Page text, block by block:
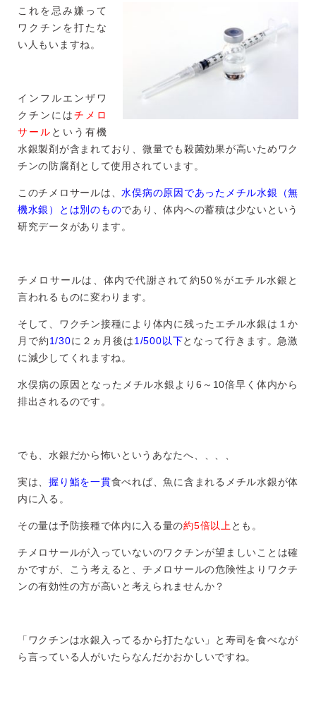
これを忌み嫌って
ワクチンを打たな
い人もいますね。
インフルエンザワ
クチンにはチメロ
サール という有機
水銀製剤が含まれており、微量でも殺菌効果が高いためワク
チンの防腐剤として使用されています。
このチメロサールは、水俣病の原因であったメチル水銀（無
機水銀）とは別のものであり、体内への蓄積は少ないという
研究データがあります。
チメロサールは、体内で代謝されて約50％がエチル水銀と
言われるものに変わります。
そして、ワクチン接種により体内に残ったエチル水銀は１か
月で約1/30に２ヵ月後は1/500以下となって行きます。急激
に減少してくれますね。
水俣病の原因となったメチル水銀より6～10倍早く体内から
排出されるのです。
でも、水銀だから怖いというあなたへ、、、、
実は、握り鮨を一貫食べれば、魚に含まれるメチル水銀が体
内に入る。
その量は予防接種で体内に入る量の約5倍以上 とも。
チメロサールが入っていないのワクチンが望ましいことは確
かですが、こう考えると、チメロサールの危険性よりワクチ
ンの有効性の方が高いと考えられませんか？
「ワクチンは水銀入ってるから打たない」と寿司を食べなが
ら言っている人がいたらなんだかおかしいですね。